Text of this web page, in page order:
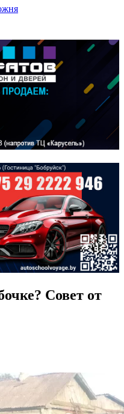
Совет от